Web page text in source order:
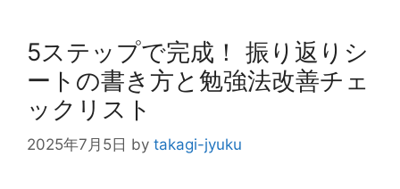
5ステップで完成！ 振り返りシ
ートの書き方と勉強法改善チェ
ックリスト
2025年7月5日 by takagi-jyuku